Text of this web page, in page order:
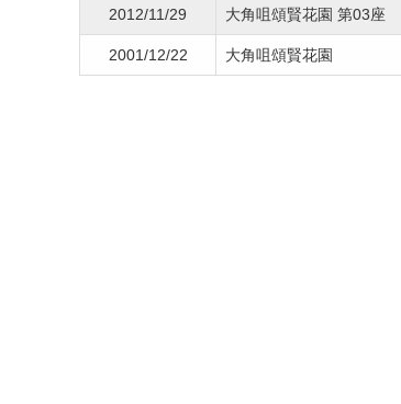
2012/11/29 大角咀頌賢花園 第03座
2001/12/22 大角咀頌賢花園